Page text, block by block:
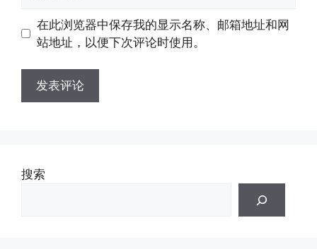
址
址
在此浏览器中保存我的显示名称、邮箱地址和网
站地址，以便下次评论时使用。
搜索